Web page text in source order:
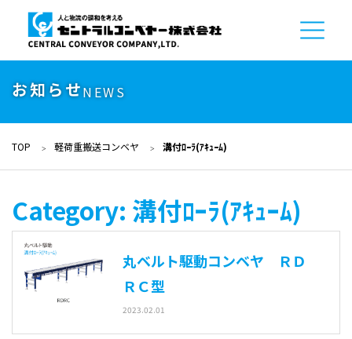
お知らせNEWS
TOP 軽荷重搬送コンベヤ 溝付ﾛｰﾗ(ｱｷｭｰﾑ)
Category: 溝付ﾛｰﾗ(ｱｷｭｰﾑ)
丸ベルト駆動コンベヤ ＲＤ
ＲＣ型
2023.02.01